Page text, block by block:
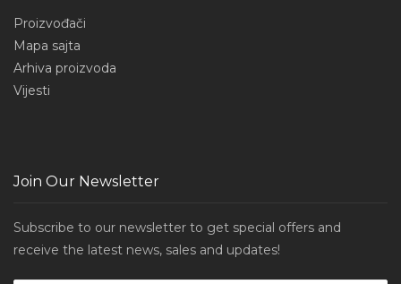
Proizvođači
Mapa sajta
Arhiva proizvoda
Vijesti
Join Our Newsletter
Subscribe to our newsletter to get special offers and
receive the latest news, sales and updates!